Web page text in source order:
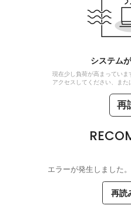
システム
現在少し負荷が高まってい
アクセスしてください、ま
再
エラーが発生しました
再読